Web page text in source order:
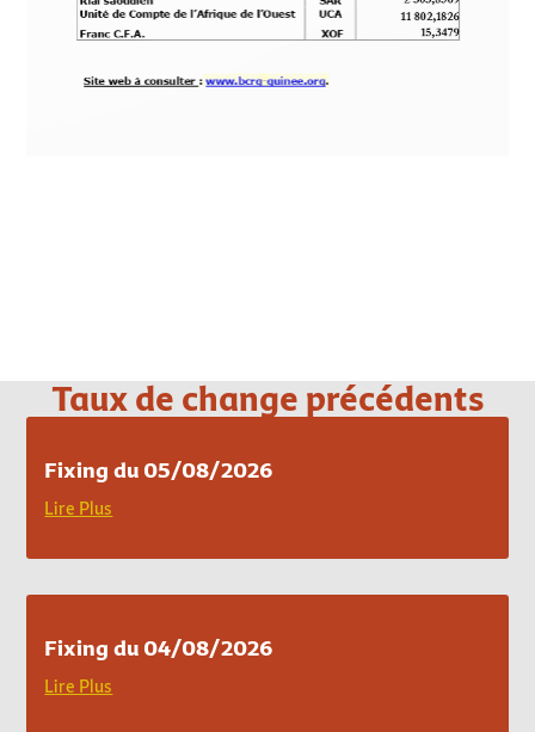
Taux de change précédents
Fixing du 05/08/2026
Lire Plus
Fixing du 04/08/2026
Lire Plus